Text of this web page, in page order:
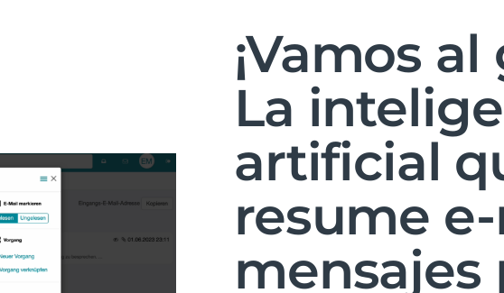
¡Vamos
La
artificial
resume
mensajes